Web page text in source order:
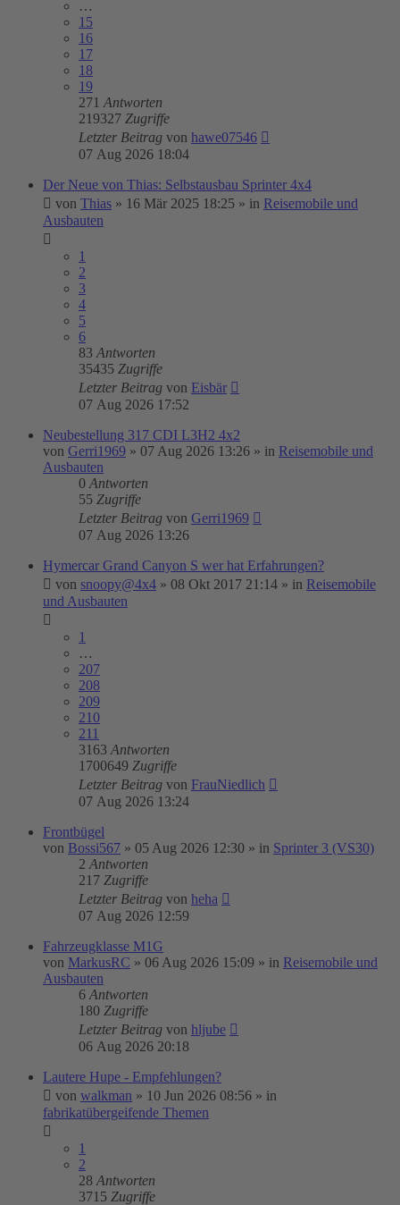
…
15
16
17
18
19
271 Antworten
219327 Zugriffe
Letzter Beitrag von hawe07546
07 Aug 2026 18:04
Der Neue von Thias: Selbstausbau Sprinter 4x4
von Thias » 16 Mär 2025 18:25 » in Reisemobile und
Ausbauten
1
2
3
4
5
6
83 Antworten
35435 Zugriffe
Letzter Beitrag von Eisbär
07 Aug 2026 17:52
Neubestellung 317 CDI L3H2 4x2
von Gerri1969 » 07 Aug 2026 13:26 » in Reisemobile und
Ausbauten
0 Antworten
55 Zugriffe
Letzter Beitrag von Gerri1969
07 Aug 2026 13:26
Hymercar Grand Canyon S wer hat Erfahrungen?
von snoopy@4x4 » 08 Okt 2017 21:14 » in Reisemobile
und Ausbauten
1
…
207
208
209
210
211
3163 Antworten
1700649 Zugriffe
Letzter Beitrag von FrauNiedlich
07 Aug 2026 13:24
Frontbügel
von Bossi567 » 05 Aug 2026 12:30 » in Sprinter 3 (VS30)
2 Antworten
217 Zugriffe
Letzter Beitrag von heha
07 Aug 2026 12:59
Fahrzeugklasse M1G
von MarkusRC » 06 Aug 2026 15:09 » in Reisemobile und
Ausbauten
6 Antworten
180 Zugriffe
Letzter Beitrag von hljube
06 Aug 2026 20:18
Lautere Hupe - Empfehlungen?
von walkman » 10 Jun 2026 08:56 » in
fabrikatübergeifende Themen
1
2
28 Antworten
3715 Zugriffe